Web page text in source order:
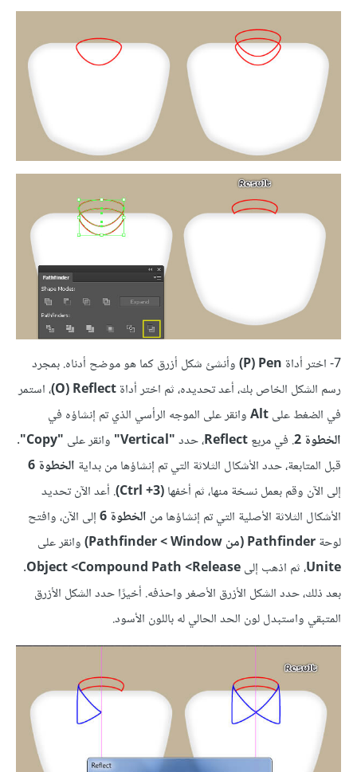
7- اختر أداة Pen ‏(P)
وأنشئ شكل أزرق كما هو موضح أدناه. بمجرد
رسم الشكل الخاص بك، أعد تحديده، ثم اختر أداةReflect ‏(O)
، استمر
في الضغط علىAltوانقر على الموجه الرأسي الذي تم إنشاؤه في
الخطوة 2 . في مربعReflect، حدد"Vertical" وانقر على "Copy"
.
قبل المتابعة، حدد الأشكال الثلاثة التي تم إنشاؤها من بداية الخطوة 6
إلى الآن وقم بعمل نسخة منها، ثم أخفها(Ctrl +3)
. أعد الآن تحديد
الأشكال الثلاثة الأصلية التي تم إنشاؤها من الخطوة 6
إلى الآن، وافتح
لوحةPathfinder (من Window >‏ Pathfinder)
وانقر على
Unite، ثم اذهب إلىRelease> ‏Compound Path> ‏Object
.
بعد ذلك، حدد الشكل الأزرق الأصغر واحذفه. أخيرًا حدد الشكل الأزرق
المتبقي واستبدل لون الحد الحالي له باللون الأسود.